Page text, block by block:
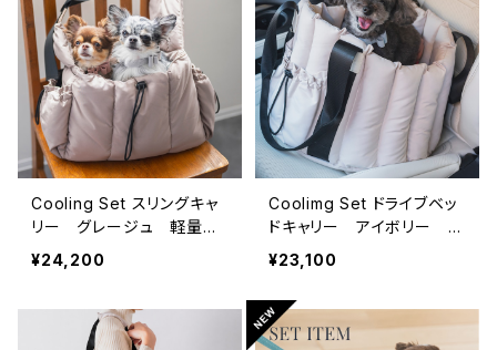
Cooling Set スリングキャ
リー グレージュ 軽量フ
ワモコ｜7ポケット仕様 -F
uFu series-
¥24,200
Coolimg Set ドライブベッ
ドキャリー アイボリー 軽
量フワモコ｜ 自立型ベッ
ド -FuFu series-
¥23,100